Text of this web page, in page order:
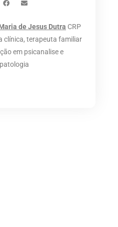
a
b
o
o
n
l
o
p
de Jesus Dutra CRP
clínica, terapeuta familiar
em psicanalise e